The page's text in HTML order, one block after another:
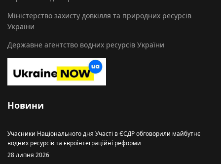
Міністерство захисту довкілля та природних ресурсів
України
Державне агентство водних ресурсів України
Новини
Учасники Національного дня Участі в ЄСДР обговорили майбутнє
водних ресурсів та євроінтеграційні реформи
28 липня 2026